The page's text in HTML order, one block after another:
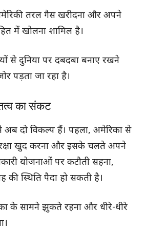
तरल गैस खरीदना और अपने
में खोलना शामिल है।
से दुनिया पर दबदबा बनाए रखने
पड़ता जा रहा है।
का संकट
अब दो विकल्प हैं। पहला, अमेरिका से
खुद करना और इसके चलते अपने
योजनाओं पर कटौती सहना,
की स्थिति पैदा हो सकती है।
के सामने झुकते रहना और धीरे-धीरे